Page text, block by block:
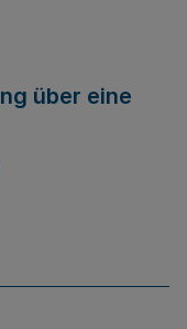
über eine